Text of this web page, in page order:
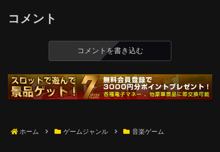
コメント
コメントを書き込む
ホーム ゲームジャンル 音楽ゲーム